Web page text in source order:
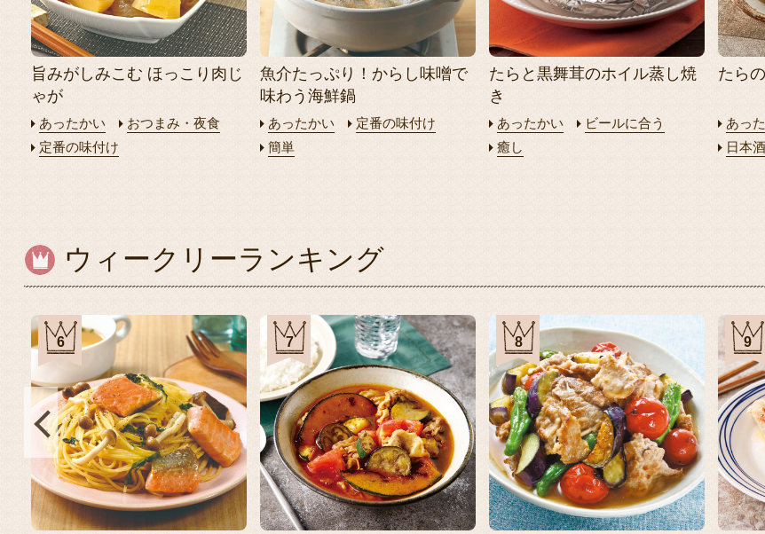
旨みがしみこむ ほっこり肉じ
ゃが
あったかい
おつまみ・夜食
定番の味付け
魚介たっぷり！からし味噌で
味わう海鮮鍋
あったかい
定番の味付け
簡単
たらと黒舞茸のホイル蒸し焼
き
あったかい
ビールに合う
癒し
たら
あっ
日本
ウィークリーランキング
6 7 8 9